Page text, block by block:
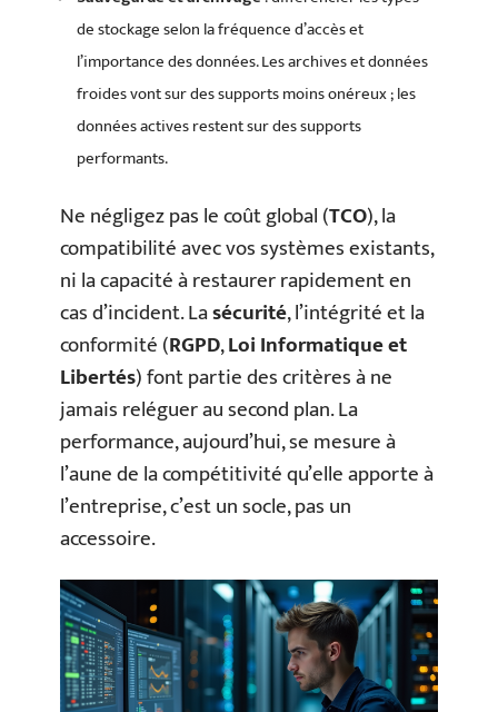
de stockage selon la fréquence d’accès et
l’importance des données. Les archives et données
froides vont sur des supports moins onéreux ; les
données actives restent sur des supports
performants.
Ne négligez pas le coût global (TCO), la
compatibilité avec vos systèmes existants,
ni la capacité à restaurer rapidement en
cas d’incident. Lasécurité, l’intégrité et la
conformité (RGPD,Loi Informatique et
Libertés) font partie des critères à ne
jamais reléguer au second plan. La
performance, aujourd’hui, se mesure à
l’aune de la compétitivité qu’elle apporte à
l’entreprise, c’est un socle, pas un
accessoire.